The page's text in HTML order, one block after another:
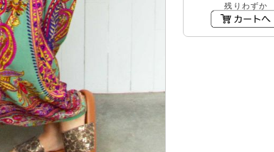
残りわずか